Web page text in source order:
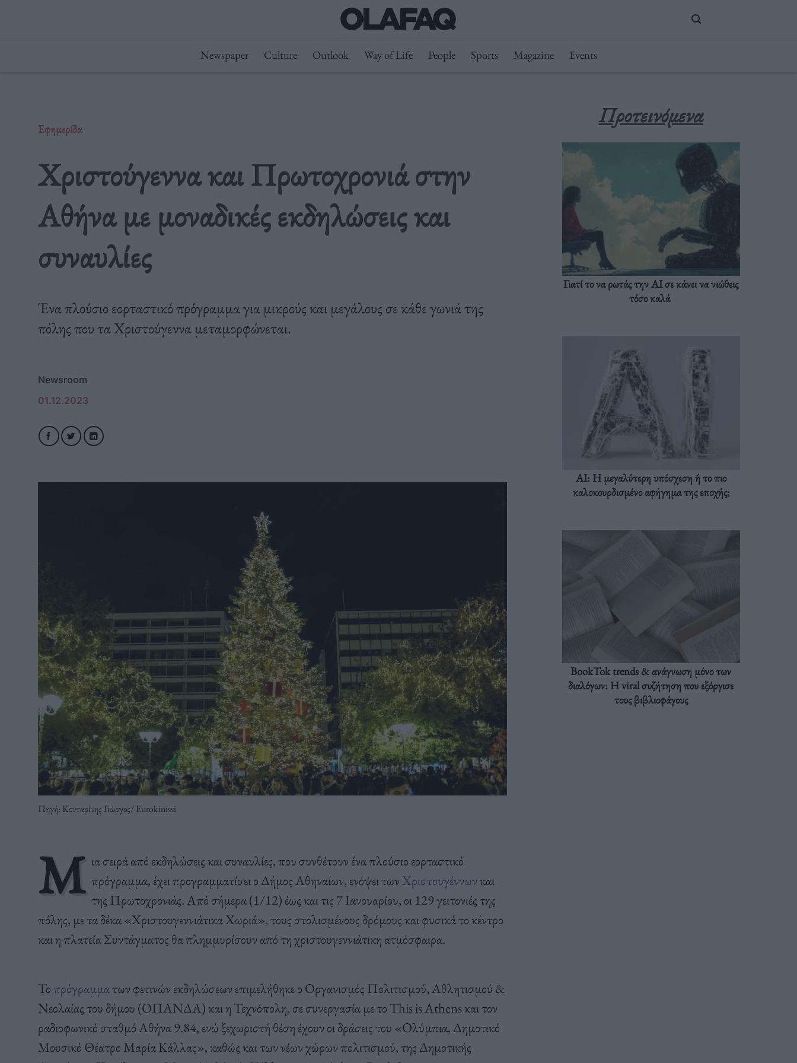
Newspaper Culture Outlook Way of Life People Sports Magazine Events
Εφημερίδα
Χριστούγεννα και Πρωτοχρονιά στην
Αθήνα με μοναδικές εκδηλώσεις και
συναυλίες
Ένα πλούσιο εορταστικό πρόγραμμα για μικρούς και μεγάλους σε κάθε γωνιά της
πόλης που τα Χριστούγεννα μεταμορφώνεται.
Newsroom
01.12.2023
Πηγή: Κονταρίνης Γιώργος/ Eurokinissi
Μ ια σειρά από εκδηλώσεις και συναυλίες, που συνθέτουν ένα πλούσιο εορταστικό
πρόγραμμα, έχει προγραμματίσει ο Δήμος Αθηναίων, ενόψει τωνΧριστουγέννωνκαι
της Πρωτοχρονιάς. Από σήμερα (1/12) έως και τις 7 Ιανουαρίου, οι 129 γειτονιές της
πόλης, με τα δέκα «Χριστουγεννιάτικα Χωριά», τους στολισμένους δρόμους και φυσικά το κέντρο
και η πλατεία Συντάγματος θα πλημμυρίσουν από τη χριστουγεννιάτικη ατμόσφαιρα.
Τοπρόγραμματων φετινών εκδηλώσεων επιμελήθηκε ο Οργανισμός Πολιτισμού, Αθλητισμού &
Νεολαίας του δήμου (ΟΠΑΝΔΑ) και η Τεχνόπολη, σε συνεργασία με το This is Athens και τον
ραδιοφωνικό σταθμό Αθήνα 9.84, ενώ ξεχωριστή θέση έχουν οι δράσεις του «Ολύμπια, Δημοτικό
Μουσικό Θέατρο Μαρία Κάλλας», καθώς και των νέων χώρων πολιτισμού, της Δημοτικής
Προτεινόμενα
Γιατί το να ρωτάς την AI σε κάνει να νιώθεις
τόσο καλά
AI: Η μεγαλύτερη υπόσχεση ή το πιο
καλοκουρδισμένο αφήγημα της εποχής;
BookTok trends & ανάγνωση μόνο των
διαλόγων: Η viral συζήτηση που εξόργισε
τους βιβλιοφάγους